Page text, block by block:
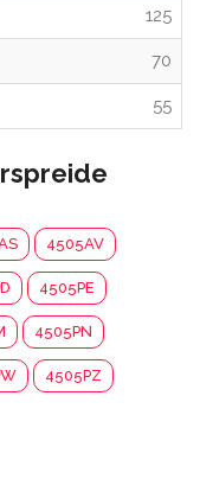
125
70
55
4505AV
4505PE
4505PN
4505PZ